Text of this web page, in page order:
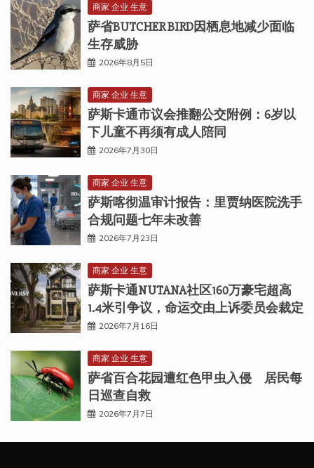
商家 企业 生意
萨省BUTCHER BIRD因栖息地减少面临
生存威胁
2026年8月5日
商家 企业 生意
萨斯卡通市议会推翻公交附例：6岁以
下儿童不再须有成人陪同
2026年7月30日
商家 企业 生意
萨斯喀彻温审计报告：里贾纳医院洗手
合规问题七年未改善
2026年7月23日
商家 企业 生意
萨斯卡通NUTANA社区160万豪宅超高
1.4米引争议，命运交由上诉委员会裁定
2026年7月16日
商家 企业 生意
萨省百合花园遭红色甲虫入侵 居民每
日巡查自救
2026年7月7日